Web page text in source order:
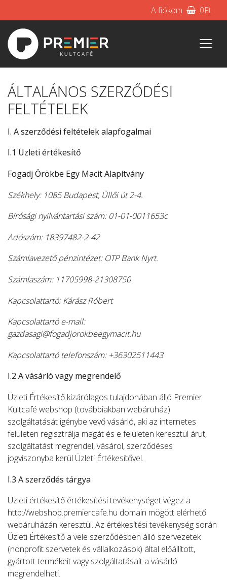
A fiókom 0Ft
ÁLTALÁNOS SZERZŐDÉSI
FELTÉTELEK
I. A szerződési feltételek alapfogalmai
I.1 Üzleti értékesítő
Fogadj Örökbe Egy Macit Alapítvány
Székhely: 1085 Budapest, Üllői út 2-4.
Bírósági nyilvántartási szám: 01-01-0011653c
Adószám: 18397482-2-42
Számlavezető pénzintézet: OTP Bank Nyrt.
Számlaszám: 11705998-21308750
Kapcsolattartó: Kárász Róbert
Kapcsolattartó e-mail:
gazdasagi@fogadjorokbeegymacit.hu
Kapcsolattartó telefonszám: +36302511443
I.2 A vásárló vagy megrendelő
Üzleti Értékesítő kizárólagos tulajdonában álló Premier
Kultcafé webshop (továbbiakban webáruház)
szolgáltatását igénybe vevő vásárló, aki az internetes
felületen regisztrálja magát és e felületen keresztül árut,
szolgáltatást megrendel, vásárol, szerződéses
jogviszonyba kerül Üzleti Értékesítővel.
I.3 A szerződés tárgya
Üzleti értékesítő értékesítési tevékenységet végez a
http://webshop.premiercafe.hu domain mögött elérhető
webáruházán keresztül. Az értékesítési tevékenység során
Üzleti Értékesítő a vele szerződésben álló szervezetek
(nonprofit szervetek és vállalkozások) által előállított,
gyártott termékeit vagy szolgáltatásait a vásárló
megrendelheti.